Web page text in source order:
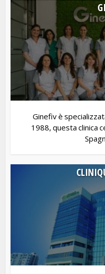
Ginefiv è
1988, questa clinica